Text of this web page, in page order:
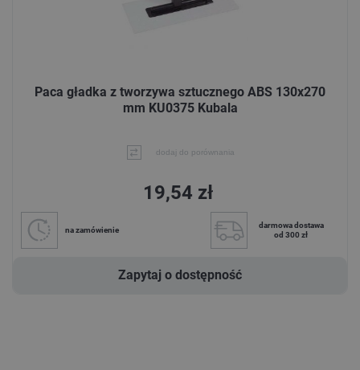
Paca gładka z tworzywa sztucznego ABS 130x270
mm KU0375 Kubala
dodaj do porównania
19,54 zł
na zamówienie
darmowa dostawa
od 300 zł
Zapytaj o dostępność